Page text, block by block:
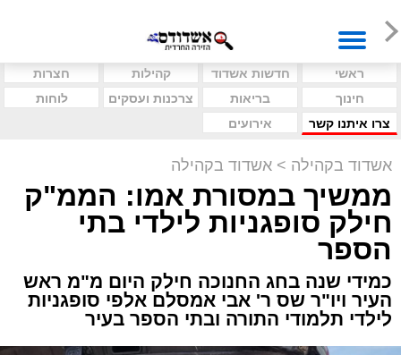
ראשי חדשות אשדוד קהילות
חצרות
חינוך
בריאות צרכנות ועסקים
לוחות
צרו איתנו קשר
אירועים
אשדוד בקהילה > אשדוד בקהילה
ממשיך במסורת אמו: הממ"ק
חילק סופגניות לילדי בתי
הספר
כמידי שנה בחג החנוכה חילק היום מ"מ ראש
העיר ויו"ר שס ר' אבי אמסלם אלפי סופגניות
לילדי תלמודי התורה ובתי הספר בעיר